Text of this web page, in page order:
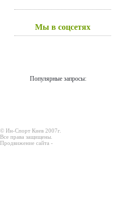
Мы в соцсетях
Популярные запросы:
© Ин-Спорт Киев 2007г.
Все права защищены.
Продвижение сайта -